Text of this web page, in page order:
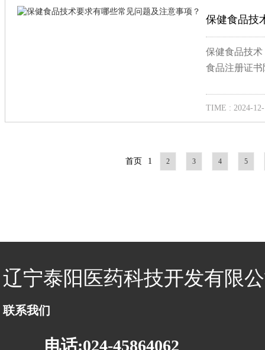
保健食品技
保健食品技
食品注册证
TIME : 2024-12-
首页 1 2 3 4 5
辽宁泰阳医药科技开发有限
联系我们
电话:024-45864062